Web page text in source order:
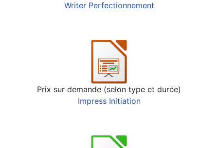
Writer Perfectionnement
Prix sur demande (selon type et durée)
Impress Initiation